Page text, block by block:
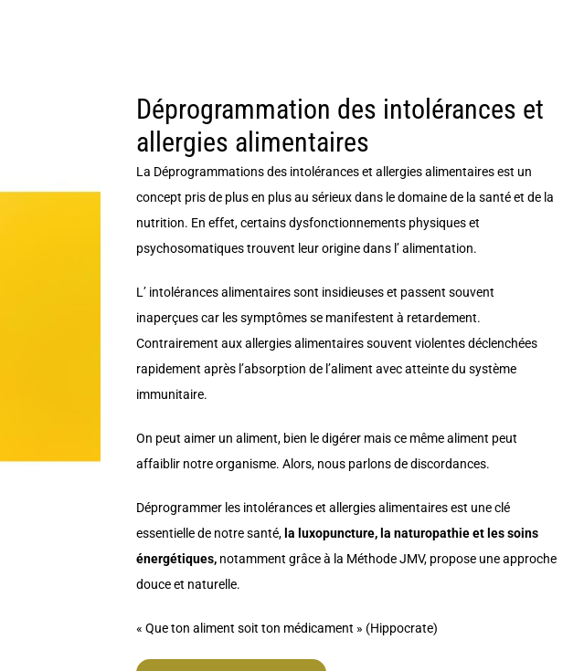
Déprogrammation des intolérances et
allergies alimentaires
La Déprogrammations des intolérances et allergies alimentaires est un
concept pris de plus en plus au sérieux dans le domaine de la santé et de la
nutrition. En effet, certains dysfonctionnements physiques et
psychosomatiques trouvent leur origine dans l’ alimentation.
L’ intolérances alimentaires sont insidieuses et passent souvent
inaperçues car les symptômes se manifestent à retardement.
Contrairement aux allergies alimentaires souvent violentes déclenchées
rapidement après l’absorption de l’aliment avec atteinte du système
immunitaire.
On peut aimer un aliment, bien le digérer mais ce même aliment peut
affaiblir notre organisme. Alors, nous parlons de discordances.
Déprogrammer les intolérances et allergies alimentaires est une clé
essentielle de notre santé, la luxopuncture, la naturopathie et les soins
énergétiques, notamment grâce à la Méthode JMV, propose une approche
douce et naturelle.
« Que ton aliment soit ton médicament » (Hippocrate)